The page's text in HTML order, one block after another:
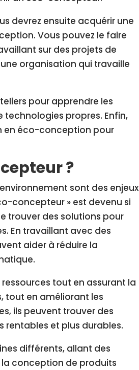
devrez ensuite acquérir une
Vous pouvez le faire
sur des projets de
organisation qui travaille
pour apprendre les
propres. Enfin,
en éco-conception pour
?
sont des enjeux
concepteur » est devenu si
trouver des solutions pour
En travaillant avec des
aider à réduire la
tout en assurant la
tout en améliorant les
ils peuvent trouver des
rentables et plus durables.
différents, allant des
la conception de produits